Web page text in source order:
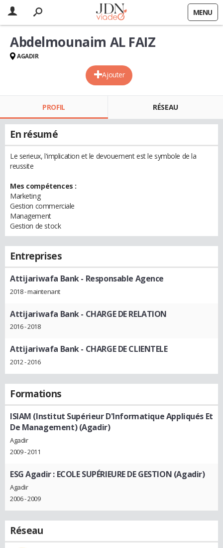
MENU
Ajouter
Abdelmounaim AL FAIZ
AGADIR
PROFIL RÉSEAU
En résumé
Le serieux, l'implication et le devouement est le symbole de la
reussite
Mes compétences :
Marketing
Gestion commerciale
Management
Gestion de stock
Entreprises
Attijariwafa Bank- Responsable Agence
2018 - maintenant
Attijariwafa Bank- CHARGE DE RELATION
2016 - 2018
Attijariwafa Bank- CHARGE DE CLIENTELE
2012 - 2016
Formations
ISIAM (Institut Supérieur D'Informatique Appliqués Et
De Management) (Agadir)
Agadir
2009 - 2011
ESG Agadir : ECOLE SUPÉRIEURE DE GESTION (Agadir)
Agadir
2006 - 2009
Réseau